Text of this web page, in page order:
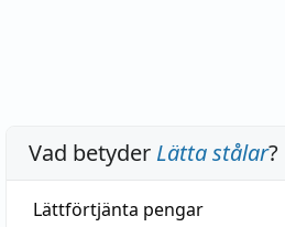
Vad betyder Lätta stålar?
Lättförtjänta pengar